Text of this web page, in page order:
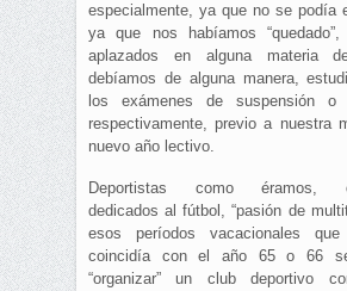
especialmente, ya que no se podía
ya que nos habíamos
aplazados en alguna materia
debíamos de alguna manera,
los exámenes de suspensión o
respectivamente, previo a nuestra
nuevo año lectivo.
Deportistas como éramos,
dedicados al fútbol, “pasión de
esos períodos vacacionales que
coincidía con el año 65 o 66
“organizar” un club deportivo